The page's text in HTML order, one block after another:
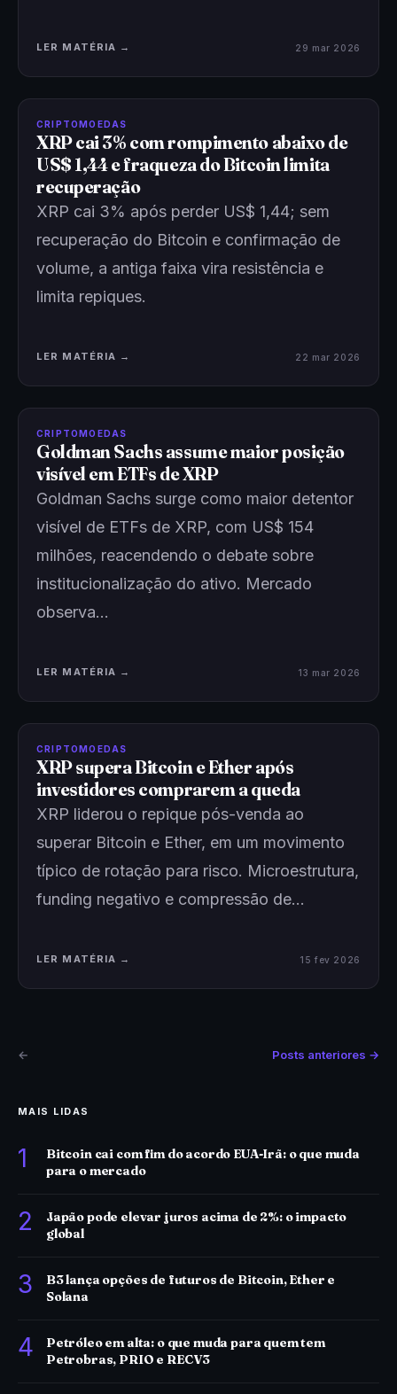
LER MATÉRIA → 29 mar 2026
CRIPTOMOEDAS
XRP cai 3% com rompimento abaixo de
US$ 1,44 e fraqueza do Bitcoin limita
recuperação
XRP cai 3% após perder US$ 1,44; sem
recuperação do Bitcoin e confirmação de
volume, a antiga faixa vira resistência e
limita repiques.
LER MATÉRIA → 22 mar 2026
CRIPTOMOEDAS
Goldman Sachs assume maior posição
visível em ETFs de XRP
Goldman Sachs surge como maior detentor
visível de ETFs de XRP, com US$ 154
milhões, reacendendo o debate sobre
institucionalização do ativo. Mercado
observa…
LER MATÉRIA → 13 mar 2026
CRIPTOMOEDAS
XRP supera Bitcoin e Ether após
investidores comprarem a queda
XRP liderou o repique pós-venda ao
superar Bitcoin e Ether, em um movimento
típico de rotação para risco. Microestrutura,
funding negativo e compressão de…
LER MATÉRIA → 15 fev 2026
← Posts anteriores →
MAIS LIDAS
1
Bitcoin cai com fim do acordo EUA-Irã: o que muda
para o mercado
2
Japão pode elevar juros acima de 2%: o impacto
global
3
B3 lança opções de futuros de Bitcoin, Ether e
Solana
4
Petróleo em alta: o que muda para quem tem
Petrobras, PRIO e RECV3